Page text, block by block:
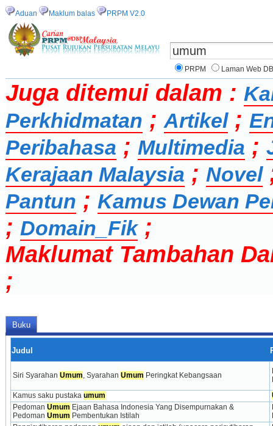
Aduan Maklum balas PRPM V2.0
PRPM Laman Web
Juga ditemui dalam :
Perkhidmatan ; Artikel;
Peribahasa ; Multimedia ;
Kerajaan Malaysia ; Novel
Pantun ; Kamus Dewan
; Domain_Fik;
Maklumat Tambahan
;
Buku
Judul
Siri Syarahan Umum, Syarahan Umum Peringkat Kebangsaan
Kamus saku pustaka umum
Pedoman Umum Ejaan Bahasa Indonesia Yang Disempurnakan &
Pedoman Umum Pembentukan Istilah